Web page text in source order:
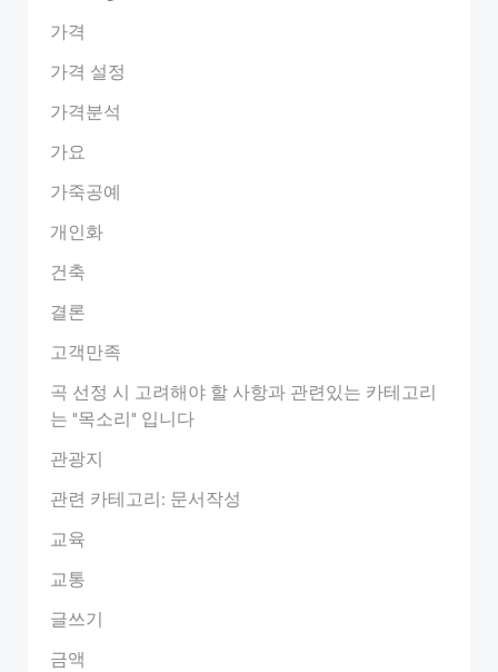
가격
가격 설정
가격분석
가요
가죽공예
개인화
건축
결론
고객만족
곡 선정 시 고려해야 할 사항과 관련있는 카테고리
는 "목소리" 입니다
관광지
관련 카테고리: 문서작성
교육
교통
글쓰기
금액